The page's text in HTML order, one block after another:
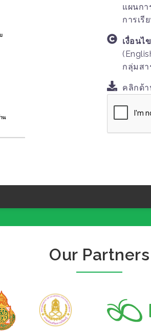
แผนกา
การเรี
เงื่อนไ
กลุ่มสา
คลิกด้า
Our Partners